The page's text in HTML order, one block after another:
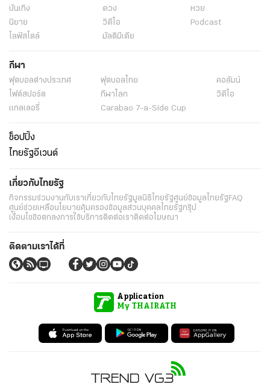
บันเทิง
ดวง
หวย
นิยาย
วิดีโอ
Podcast
ไลฟ์สไตล์
มัลติมีเดีย
กีฬา
ฟุตบอลต่่างประเทศ ฟุตบอลไทย
คอลัมน์
ไฟต์สปอร์ต
กีฬาโลก
วิดีโอ
แกลเลอรี่
Carabao 7-a-Side Cup
ช็อปปิ้ง
ไทยรัฐอีเวนต์
เกี่ยวกับไทยรัฐ
กิจกรรมร่วมงานกับเราเกี่ยวกับไทยรัฐมูลนิธิไทยรัฐศูนย์ข้อมูลไทยรัฐ FAQ
ศูนย์ช่วยเหลือนโยบายคุ้มครองข้อมูลส่วนบุคคลไทยรัฐกรุ๊ป
เงื่อนไขข้อตกลงการใช้บริการติดต่อเราติดต่อโฆษณา
ติดตามเราได้ที่
Application
My THAIRATH